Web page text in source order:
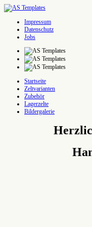
Impressum
Datenschutz
Jobs
Startseite
Zeltvarianten
Zubehör
Lagerzelte
Bildergalerie